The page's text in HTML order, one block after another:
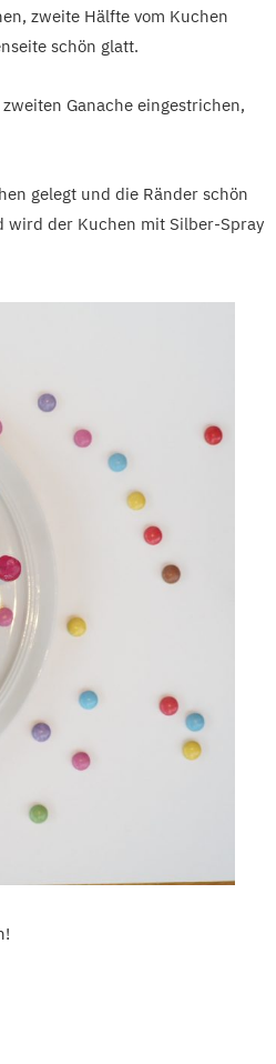
zweite Hälfte vom Kuchen
schön glatt.
Ganache eingestrichen,
gelegt und die Ränder schön
wird der Kuchen mit Silber-Spray